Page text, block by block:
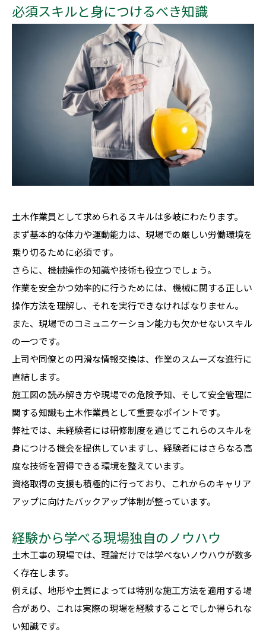
必須スキルと身につけるべき知識
土木作業員として求められるスキルは多岐にわたります。
まず基本的な体力や運動能力は、現場での厳しい労働環境を
乗り切るために必須です。
さらに、機械操作の知識や技術も役立つでしょう。
作業を安全かつ効率的に行うためには、機械に関する正しい
操作方法を理解し、それを実行できなければなりません。
また、現場でのコミュニケーション能力も欠かせないスキル
の一つです。
上司や同僚との円滑な情報交換は、作業のスムーズな進行に
直結します。
施工図の読み解き方や現場での危険予知、そして安全管理に
関する知識も土木作業員として重要なポイントです。
弊社では、未経験者には研修制度を通じてこれらのスキルを
身につける機会を提供していますし、経験者にはさらなる高
度な技術を習得できる環境を整えています。
資格取得の支援も積極的に行っており、これからのキャリア
アップに向けたバックアップ体制が整っています。
経験から学べる現場独自のノウハウ
土木工事の現場では、理論だけでは学べないノウハウが数多
く存在します。
例えば、地形や土質によっては特別な施工方法を適用する場
合があり、これは実際の現場を経験することでしか得られな
い知識です。